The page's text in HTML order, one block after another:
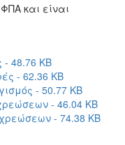
και είναι
48.76 KB
- 62.36 KB
- 50.77 KB
- 46.04 KB
- 74.38 KB